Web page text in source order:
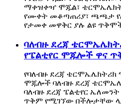
ማቀዝቀዣ ሞጁል፣
የሙቀት መቆጣጠሪያ፣ ጫጫታ
የታመቀ መዋቅር ያሉ ልዩ
ባለብዙ ደረጃ
የፔልቲየር ሞጁሎች ዋና
የባለብዙ ደረጃ
ሞጁሎች ባለብዙ ደረጃ
ባለብዙ ደረጃ ፔልቲየር ኤለመንት
ጥቅም የሚገኘው በችሎታቸው